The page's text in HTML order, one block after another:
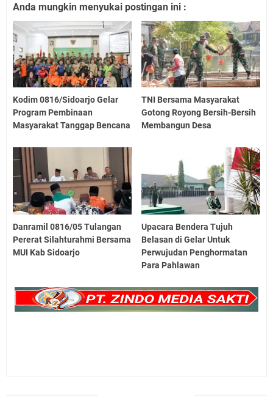
Anda mungkin menyukai postingan ini :
Kodim 0816/Sidoarjo Gelar
Program Pembinaan
Masyarakat Tanggap Bencana
TNI Bersama Masyarakat
Gotong Royong Bersih-Bersih
Membangun Desa
Danramil 0816/05 Tulangan
Pererat Silahturahmi Bersama
MUI Kab Sidoarjo
Upacara Bendera Tujuh
Belasan di Gelar Untuk
Perwujudan Penghormatan
Para Pahlawan